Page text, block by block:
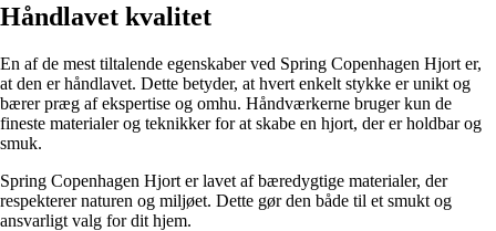
Håndlavet kvalitet
En af de mest tiltalende egenskaber ved Spring Copenhagen Hjort er,
at den er håndlavet. Dette betyder, at hvert enkelt stykke er unikt og
bærer præg af ekspertise og omhu. Håndværkerne bruger kun de
fineste materialer og teknikker for at skabe en hjort, der er holdbar og
smuk.
Spring Copenhagen Hjort er lavet af bæredygtige materialer, der
respekterer naturen og miljøet. Dette gør den både til et smukt og
ansvarligt valg for dit hjem.